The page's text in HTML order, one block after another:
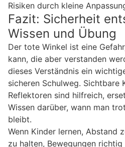
Risiken durch kleine
Fazit: Sicherheit
Wissen und Übung
Der tote Winkel ist eine
kann, die aber verstanden
dieses Verständnis ein
sicheren Schulweg. Sichtbare
Reflektoren sind hilfreich,
Wissen darüber, wann man
bleibt.
Wenn Kinder lernen, Abstand
zu halten, Bewegungen